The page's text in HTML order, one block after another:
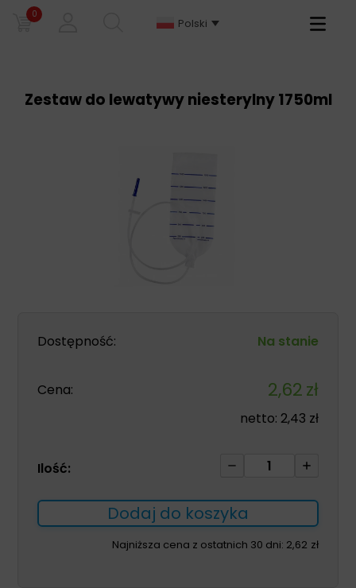
0
Polski
Primary
Zestaw do lewatywy niesterylny 1750ml
Dostępność: Na stanie
Cena: 2,62zł
netto: 2,43 zł
Ilość:
ilość
do
lewatywy
niesterylny
Dodaj do koszyka
Najniższa cena z ostatnich 30 dni: 2,62 zł